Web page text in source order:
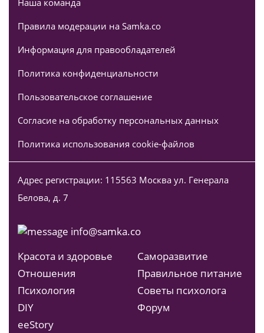
Наша команда
Правила модерации на Samka.co
Информация для правообладателей
Политика конфиденциальности
Пользовательское соглашение
Согласие на обработку персональных данных
Политика использования cookie-файлов
Адрес регистрации: 115563 Москва ул. Генерала
Белова, д. 7
info@samka.co
Красота и здоровье
Отношения
Психология
DIY
ееStory
Саморазвитие
Правильное питание
Советы психолога
Форум